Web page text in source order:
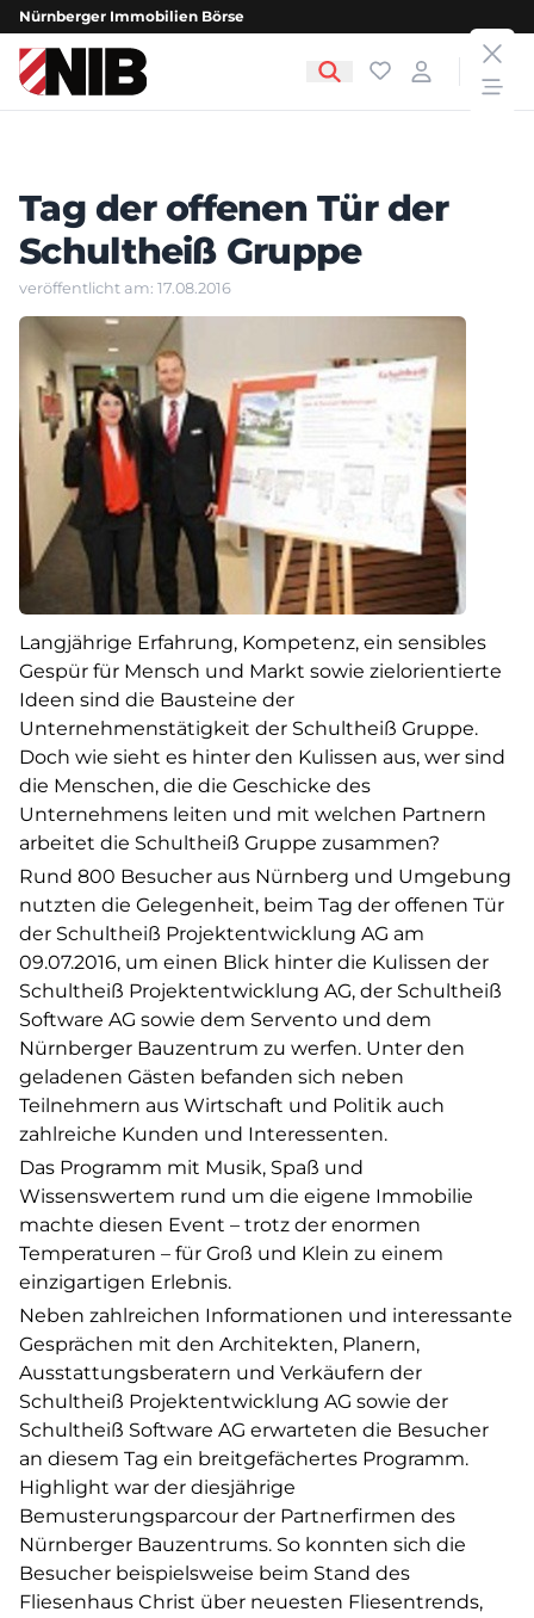
Nürnberger Immobilien Börse
NIB - Nürnberger Immobilien Börse Favoriten
Login
Tag der offenen Tür der
Schultheiß Gruppe
veröffentlicht am: 17.08.2016
Langjährige Erfahrung, Kompetenz, ein sensibles
Gespür für Mensch und Markt sowie zielorientierte
Ideen sind die Bausteine der
Unternehmenstätigkeit der Schultheiß Gruppe.
Doch wie sieht es hinter den Kulissen aus, wer sind
die Menschen, die die Geschicke des
Unternehmens leiten und mit welchen Partnern
arbeitet die Schultheiß Gruppe zusammen?
Rund 800 Besucher aus Nürnberg und Umgebung
nutzten die Gelegenheit, beim Tag der offenen Tür
der Schultheiß Projektentwicklung AG am
09.07.2016, um einen Blick hinter die Kulissen der
Schultheiß Projektentwicklung AG, der Schultheiß
Software AG sowie dem Servento und dem
Nürnberger Bauzentrum zu werfen. Unter den
geladenen Gästen befanden sich neben
Teilnehmern aus Wirtschaft und Politik auch
zahlreiche Kunden und Interessenten.
Das Programm mit Musik, Spaß und
Wissenswertem rund um die eigene Immobilie
machte diesen Event – trotz der enormen
Temperaturen – für Groß und Klein zu einem
einzigartigen Erlebnis.
Neben zahlreichen Informationen und interessante
Gesprächen mit den Architekten, Planern,
Ausstattungsberatern und Verkäufern der
Schultheiß Projektentwicklung AG sowie der
Schultheiß Software AG erwarteten die Besucher
an diesem Tag ein breitgefächertes Programm.
Highlight war der diesjährige
Bemusterungsparcour der Partnerfirmen des
Nürnberger Bauzentrums. So konnten sich die
Besucher beispielsweise beim Stand des
Fliesenhaus Christ über neuesten Fliesentrends,